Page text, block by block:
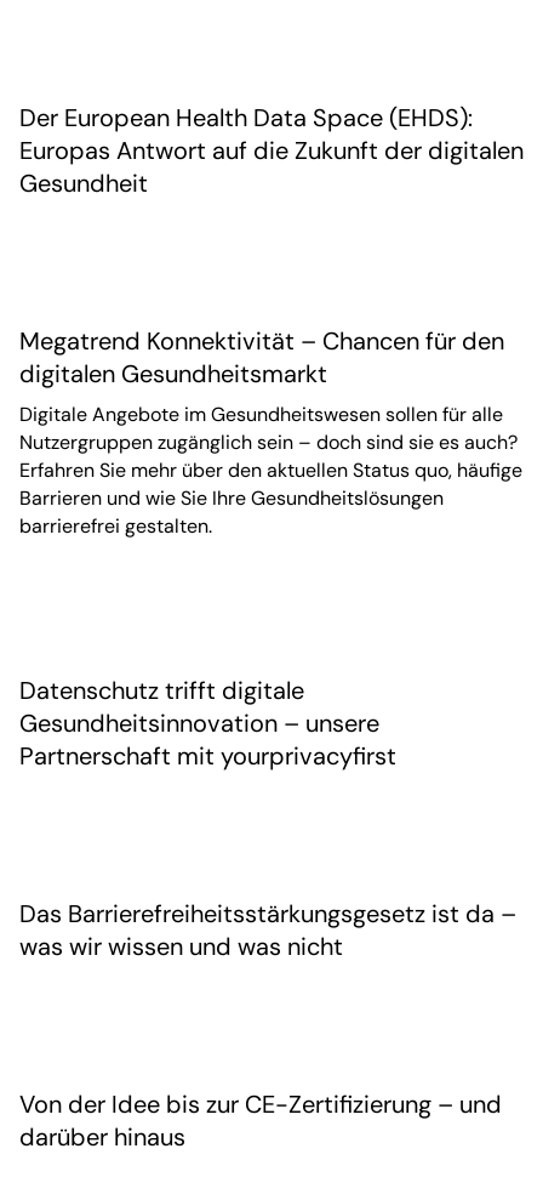
Der European Health Data Space (EHDS):
Europas Antwort auf die Zukunft der digitalen
Gesundheit
Megatrend Konnektivität – Chancen für den
digitalen Gesundheitsmarkt
Digitale Angebote im Gesundheitswesen sollen für alle
Nutzergruppen zugänglich sein – doch sind sie es auch?
Erfahren Sie mehr über den aktuellen Status quo, häufige
Barrieren und wie Sie Ihre Gesundheitslösungen
barrierefrei gestalten.
Datenschutz trifft digitale
Gesundheitsinnovation – unsere
Partnerschaft mit yourprivacyfirst
Das Barrierefreiheitsstärkungsgesetz ist da –
was wir wissen und was nicht
Von der Idee bis zur CE-Zertifizierung – und
darüber hinaus